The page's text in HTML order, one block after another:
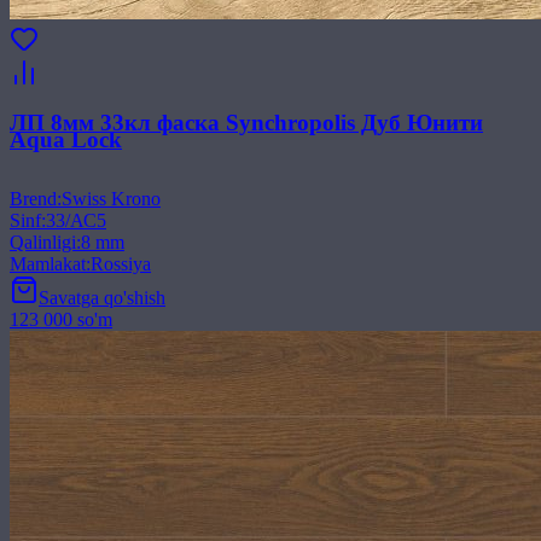
ЛП 8мм 33кл фаска Synchropolis Дуб Юнити
Aqua Lock
Brend:Swiss Krono
Sinf:33/АС5
Qalinligi:8 mm
Mamlakat:Rossiya
Savatga qo'shish
123 000 so'm